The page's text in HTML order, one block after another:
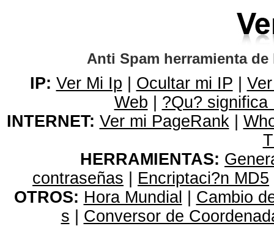
Anti Spam herramienta
IP: Ver Mi Ip Ocultar mi IP
Web
?Qu? significa
INTERNET: Ver mi PageRank|
HERRAMIENTAS:
contraseñas
Encriptaci?n MD5
OTROS: Hora Mundial
Cambio
s
Conversor de